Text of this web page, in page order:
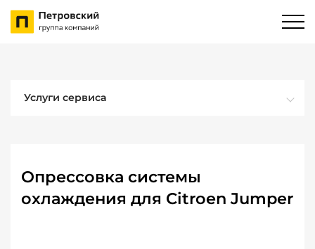
Услуги сервиса
Опрессовка системы
охлаждения для Citroen Jumper